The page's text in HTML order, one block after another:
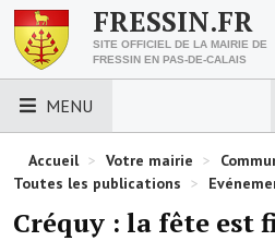
FRESSIN.FR
SITE OFFICIEL DE LA MAIRIE DE
FRESSIN EN PAS-DE-CALAIS
MENU
LES ESSENTIELS
Découvrez Fressin
Accueil > Votre mairie >
Toutes les publications >
Créquy : la fête est